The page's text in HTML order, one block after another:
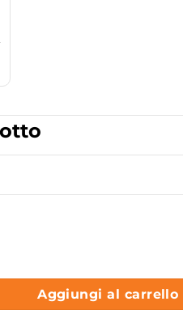
Bicolore Terra Lucido
Aggiungi al carrello